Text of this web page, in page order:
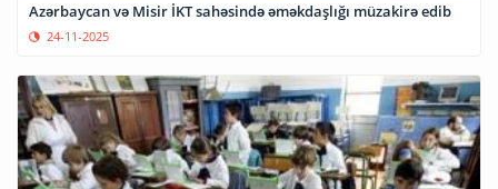
Azərbaycan və Misir İKT sahəsində əməkdaşlığı müzakirə edib
24-11-2025